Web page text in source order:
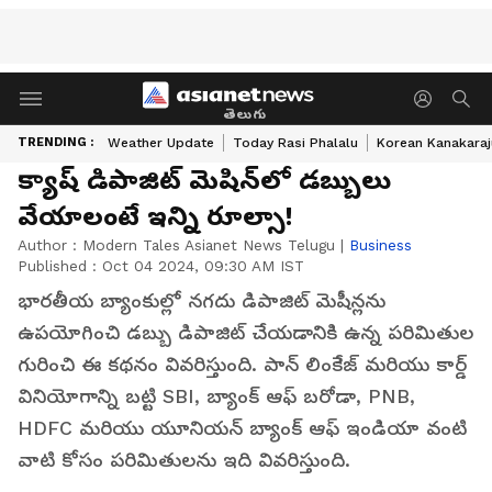
తెలుగు
TRENDING : Weather Update Today Rasi Phalalu Korean
క్యాష్ డిపాజిట్ మెషిన్‌లో డబ్బులు
వేయాలంటే ఇన్ని రూల్సా!
Author : Modern Tales Asianet News Telugu | Business
Published : Oct 04 2024, 09:30 AM IST
భారతీయ బ్యాంకుల్లో నగదు డిపాజిట్ మెషీన్లను
ఉపయోగించి డబ్బు డిపాజిట్ చేయడానికి ఉన్న పరిమితుల
గురించి ఈ కథనం వివరిస్తుంది. పాన్ లింకేజ్ మరియు కార్డ్
వినియోగాన్ని బట్టి SBI, బ్యాంక్ ఆఫ్ బరోడా, PNB,
HDFC మరియు యూనియన్ బ్యాంక్ ఆఫ్ ఇండియా వంటి
వాటి కోసం పరిమితులను ఇది వివరిస్తుంది.